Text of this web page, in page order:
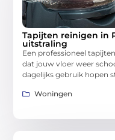
Tapijten reinigen in
uitstraling
Een professioneel
dat jouw vloer weer
dagelijks gebruik hopen
Woningen